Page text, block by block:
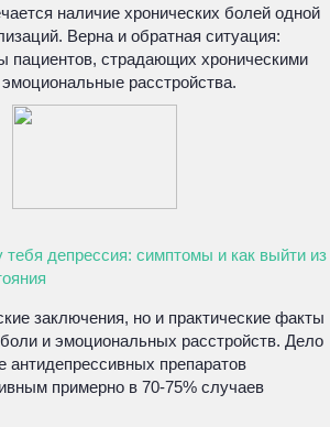
наличие хронических болей одной
Верна и обратная ситуация:
пациентов, страдающих хроническими
расстройства.
тебя депрессия: симптомы и как выйти из
заключения, но и практические факты
и эмоциональных расстройств. Дело
антидепрессивных препаратов
примерно в 70-75% случаев